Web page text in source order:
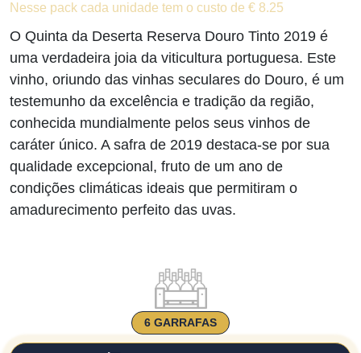
preço
original
era:
€62.00.
preço
atual
é:
€49.50.
Nesse pack cada unidade tem o custo de € 8.25
O Quinta da Deserta Reserva Douro Tinto 2019 é
uma verdadeira joia da viticultura portuguesa. Este
vinho, oriundo das vinhas seculares do Douro, é um
testemunho da excelência e tradição da região,
conhecida mundialmente pelos seus vinhos de
caráter único. A safra de 2019 destaca-se por sua
qualidade excepcional, fruto de um ano de
condições climáticas ideais que permitiram o
amadurecimento perfeito das uvas.
6 GARRAFAS